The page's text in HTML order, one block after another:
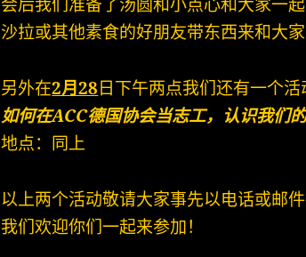
沙拉或其他素食的好朋友带东西来和大家
另外在2月28日下午两点我们还有一个活
如何在ACC德国协会当志工，认识我们
地点：同上
以上两个活动敬请大家事先以电话或邮件
我们欢迎你们一起来参加！